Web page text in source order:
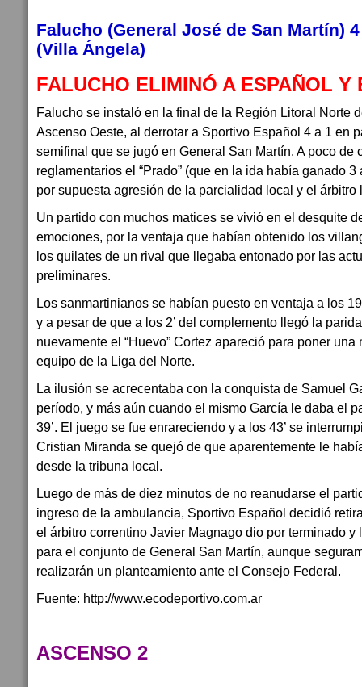
Falucho (General José de San Martín)
(Villa Ángela)
FALUCHO ELIMINÓ A ESPAÑOL Y
Falucho se instaló en la final de la Región Litoral Norte
Ascenso Oeste, al derrotar a Sportivo Español 4 a 1 en
semifinal que se jugó en General San Martín. A poco de
reglamentarios el “Prado” (que en la ida había ganado
por supuesta agresión de la parcialidad local y el árbitro
Un partido con muchos matices se vivió en el desquite
emociones, por la ventaja que habían obtenido los
los quilates de un rival que llegaba entonado por las
preliminares.
Los sanmartinianos se habían puesto en ventaja a los
y a pesar de que a los 2’ del complemento llegó la
nuevamente el “Huevo” Cortez apareció para poner
equipo de la Liga del Norte.
La ilusión se acrecentaba con la conquista de Samuel
período, y más aún cuando el mismo García le daba el
39’. El juego se fue enrareciendo y a los 43’ se
Cristian Miranda se quejó de que aparentemente le
desde la tribuna local.
Luego de más de diez minutos de no reanudarse el
ingreso de la ambulancia, Sportivo Español decidió
el árbitro correntino Javier Magnago dio por terminado
para el conjunto de General San Martín, aunque
realizarán un planteamiento ante el Consejo Federal.
Fuente: http://www.ecodeportivo.com.ar
ASCENSO 2